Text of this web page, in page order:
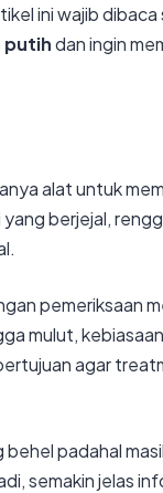
ini wajib dibaca
putihdan ingin
alat untuk
berjejal,
pemeriksaan
mulut,
agar
padahal
semakin jelas